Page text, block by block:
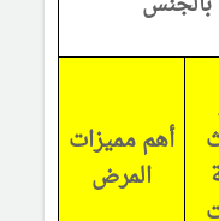
أهم مميزات
المرض